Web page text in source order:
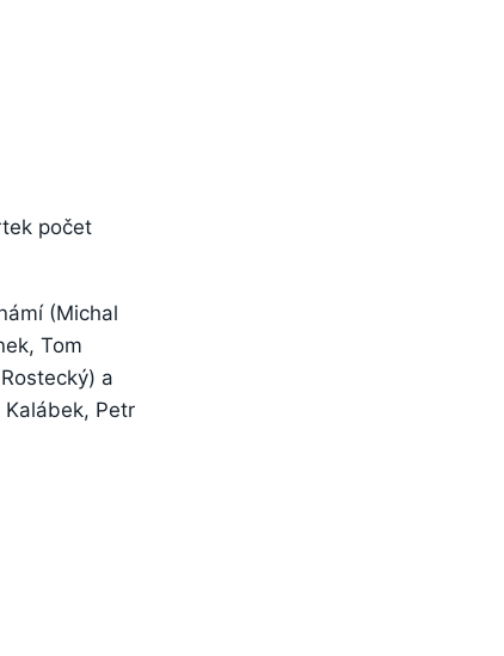
počet
(Michal
Tom
a
Petr